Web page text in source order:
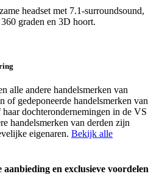
headset met 7.1-surroundsound,
graden en 3D hoort.
alle andere handelsmerken van
of gedeponeerde handelsmerken van
dochterondernemingen in de VS
handelsmerken van derden zijn
eigenaren. Bekijk alle
en exclusieve voordelen